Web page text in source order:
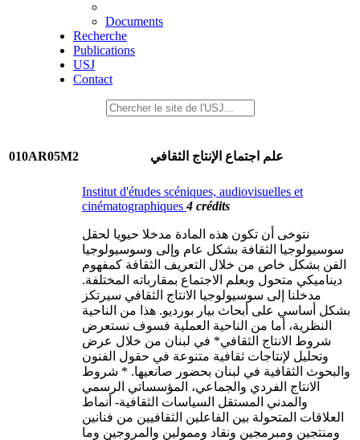
Documents
Recherche
Publications
USJ
Contact
010AR05M2 علم اجتماع الإنتاج الثقافي
Institut d'études scéniques, audiovisuelles et
cinématographiques4 crédits
نتوخى أن تكون هذه المادة مدخلا حيويا لحقل
سوسيولوجيا الثقافة بشكل عام وإلى وسوسيولوجيا
الفن بشكل خاص من خلال التعريف الثقافة كمفهوم
ديناميكي متحول وبعلم الاجتماع بمقارباته المختلفة.
مدخلنا إلى سوسيولوجيا الانتاج الثقافي سيرتكز
بشكل أساسي على أبحاث بيار بورديو. هذا من الناحية
النظرية، أما من الناحية العملية فسوف نستعرض
شروط الانتاج الثقافي* في لبنان من خلال عرض
وتحليل لإنتاجات ثقافية متنوعة في حقول الفنون
والبحوث الثقافية في لبنان بحضور صانعيها. * شروط
الانتاج الفردي والجماعي، المؤسساتي الرسمي
والمدني المستقل السياسات الثقافية- أنماط
العلاقات المتحولة بين الفاعلين الثقافيين من فنانين
ومنتجين ومبرمجين ونقاد وممولين والمروجين وما